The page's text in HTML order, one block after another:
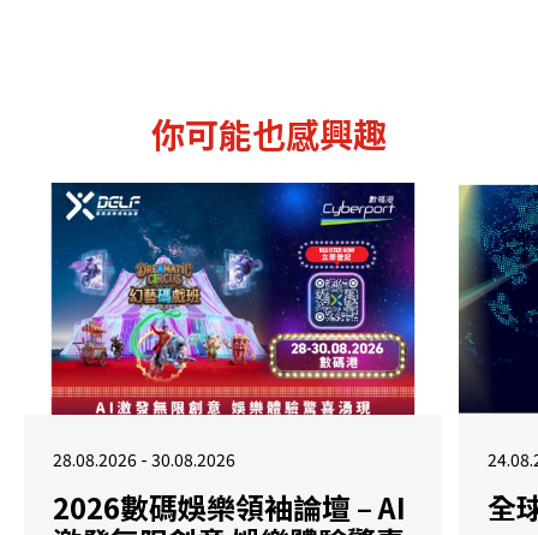
你可能也感興趣
28.08.2026 - 30.08.2026
2026數碼娛樂領袖論壇 – AI
全